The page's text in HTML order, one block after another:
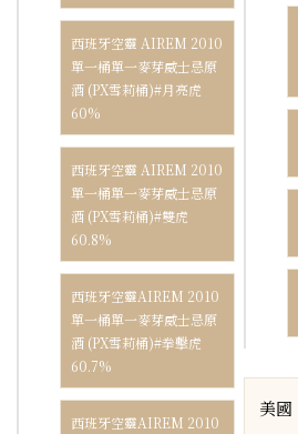
西班牙空靈 AIREM 2010
單一桶單一麥芽威士忌原
酒 (PX雪莉桶)#月亮虎
60%
西班牙空靈 AIREM 2010
單一桶單一麥芽威士忌原
酒 (PX雪莉桶)#雙虎
60.8%
西班牙空靈AIREM 2010
單一桶單一麥芽威士忌原
酒 (PX雪莉桶)#拳擊虎
60.7%
西班牙空靈AIREM 2010
美國